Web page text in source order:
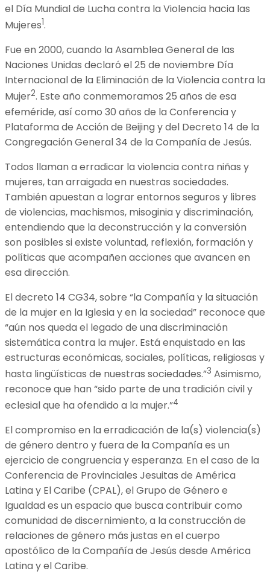
el Día Mundial de Lucha contra la Violencia hacia las
Mujeres1.
Fue en 2000, cuando la Asamblea General de las
Naciones Unidas declaró el 25 de noviembre Día
Internacional de la Eliminación de la Violencia contra la
Mujer2. Este año conmemoramos 25 años de esa
efeméride, así como 30 años de la Conferencia y
Plataforma de Acción de Beijing y del Decreto 14 de la
Congregación General 34 de la Compañía de Jesús.
Todos llaman a erradicar la violencia contra niñas y
mujeres, tan arraigada en nuestras sociedades.
También apuestan a lograr entornos seguros y libres
de violencias, machismos, misoginia y discriminación,
entendiendo que la deconstrucción y la conversión
son posibles si existe voluntad, reflexión, formación y
políticas que acompañen acciones que avancen en
esa dirección.
El decreto 14 CG34, sobre “la Compañía y la situación
de la mujer en la Iglesia y en la sociedad” reconoce que
“aún nos queda el legado de una discriminación
sistemática contra la mujer. Está enquistado en las
estructuras económicas, sociales, políticas, religiosas y
hasta lingüísticas de nuestras sociedades.”3 Asimismo,
reconoce que han “sido parte de una tradición civil y
eclesial que ha ofendido a la mujer.”4
El compromiso en la erradicación de la(s) violencia(s)
de género dentro y fuera de la Compañía es un
ejercicio de congruencia y esperanza. En el caso de la
Conferencia de Provinciales Jesuitas de América
Latina y El Caribe (CPAL), el Grupo de Género e
Igualdad es un espacio que busca contribuir como
comunidad de discernimiento, a la construcción de
relaciones de género más justas en el cuerpo
apostólico de la Compañía de Jesús desde América
Latina y el Caribe.